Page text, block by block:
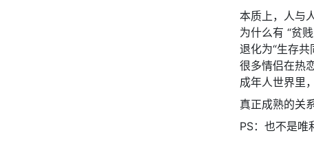
本质上，人与
为什么有 “贫
退化为“生存共
很多情侣在热
成年人世界里
真正成熟的关
PS：也不是唯